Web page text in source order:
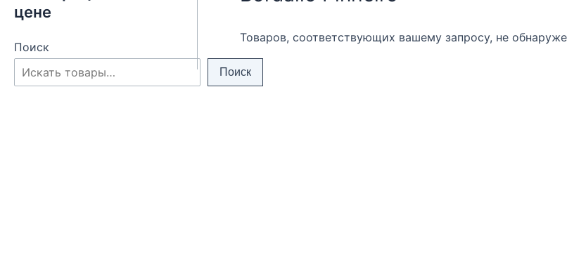
цене
Поиск
Поиск
Товаров, соответствующих вашему запросу, не